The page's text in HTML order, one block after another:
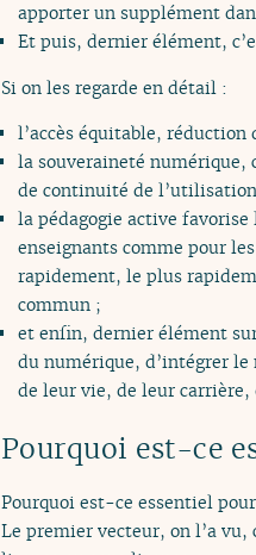
apporter un supplément
Et puis, dernier élément,
Si on les regarde en détail :
l’accès équitable,
la souveraineté numérique,
de continuité de
la pédagogie active
enseignants comme pour
rapidement, le plus
commun ;
et enfin, dernier élément
du numérique, d’intégrer
de leur vie, de leur
Pourquoi est-ce
Pourquoi est-ce essentiel
Le premier vecteur, on l’a vu,